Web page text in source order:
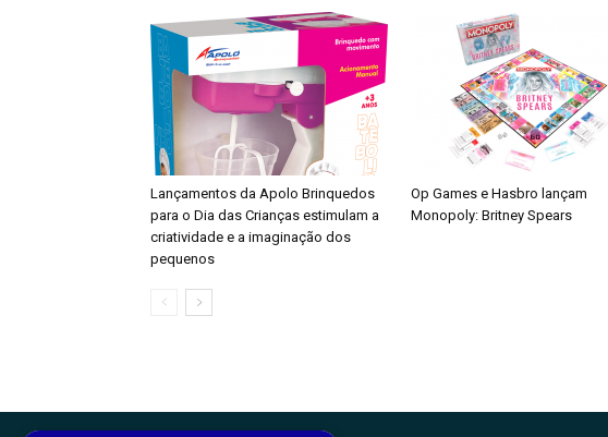
Lançamentos da Apolo Brinquedos
para o Dia das Crianças estimulam a
criatividade e a imaginação dos
pequenos
Op Games e Hasbro lançam
Monopoly: Britney Spears